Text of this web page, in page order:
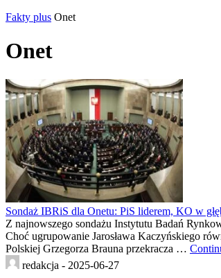
Fakty plus Onet
Onet
Sondaż IBRiS dla Onetu: PiS liderem, KO w
Z najnowszego sondażu Instytutu Badań
Choć ugrupowanie Jarosława Kaczyńskiego
Polskiej Grzegorza Brauna przekracza …
redakcja - 2025-06-27